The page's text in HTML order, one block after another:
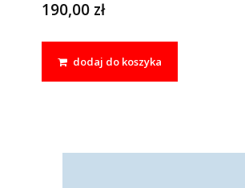
190,00 zł
dodaj do koszyka